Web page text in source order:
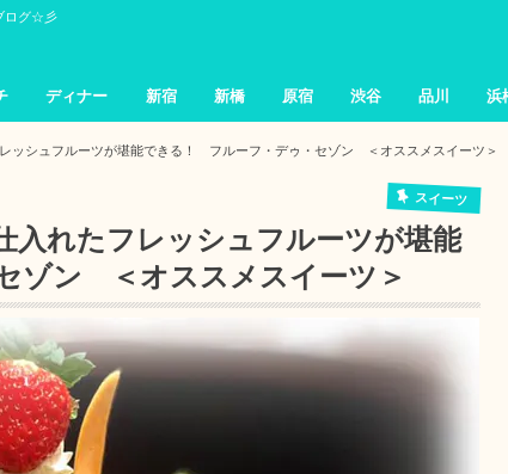
ログ☆彡
ディナー 新宿 新橋 原宿 渋谷 品川 浜
ッシュフルーツが堪能できる！ フルーフ・デゥ・セゾン ＜オススメスイーツ＞
スイーツ
れたフレッシュフルーツが堪能
ゾン ＜オススメスイーツ＞